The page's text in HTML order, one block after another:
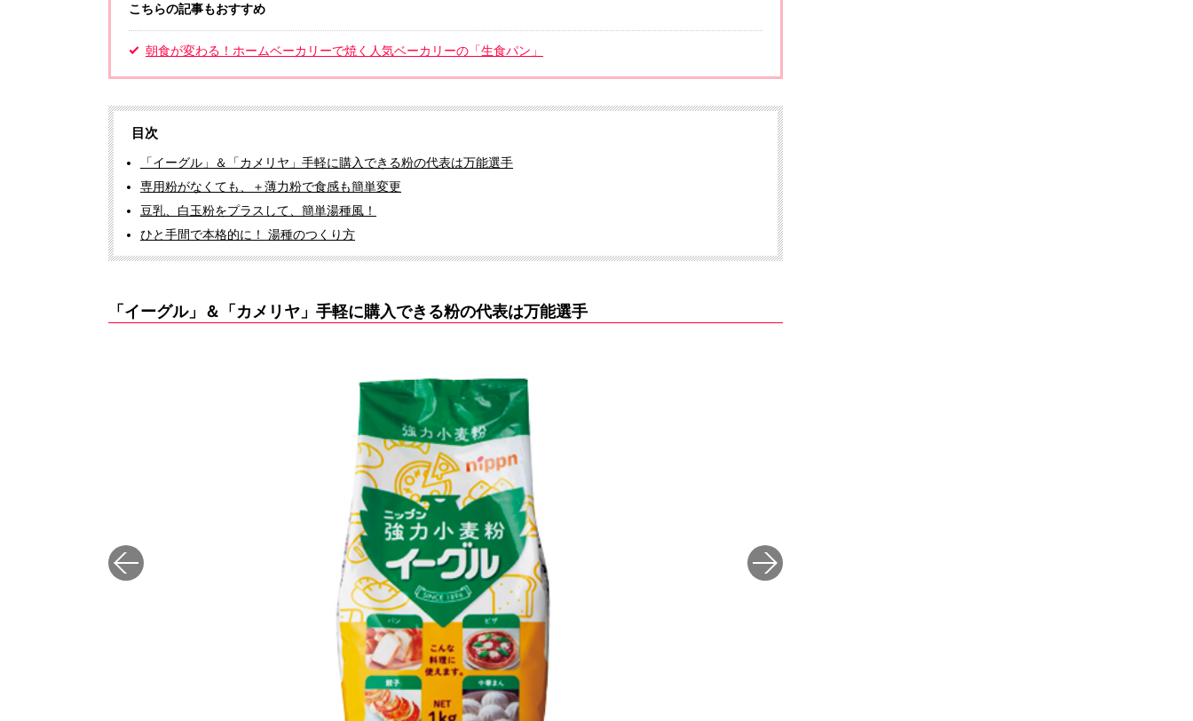
こちらの記事もおすすめ
朝食が変わる！ホームベーカリーで焼く人気ベーカリーの「生食パン」
目次
「イーグル」＆「カメリヤ」手軽に購入できる粉の代表は万能選手
専用粉がなくても、＋薄力粉で食感も簡単変更
豆乳、白玉粉をプラスして、簡単湯種風！
ひと手間で本格的に！ 湯種のつくり方
「イーグル」＆「カメリヤ」手軽に購入できる粉の代表は万能選手